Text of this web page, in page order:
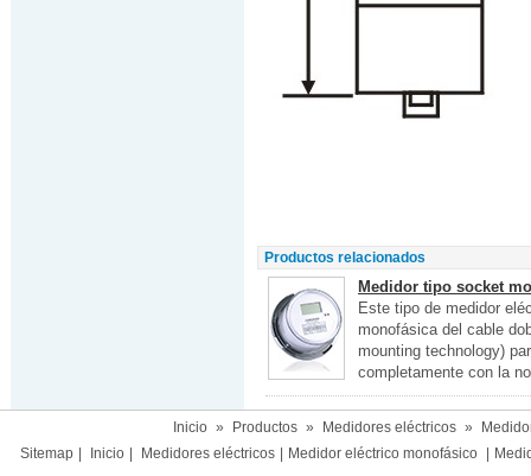
Productos relacionados
Medidor tipo socket
Este tipo de medidor
monofásica del cable
mounting technology)
completamente con la
Inicio » Productos » Medidores eléctricos »
Sitemap
Inicio Medidores eléctricos Medidor eléctrico monofásico